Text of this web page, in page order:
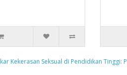
Kekerasan Seksual di Pendidikan Tinggi: